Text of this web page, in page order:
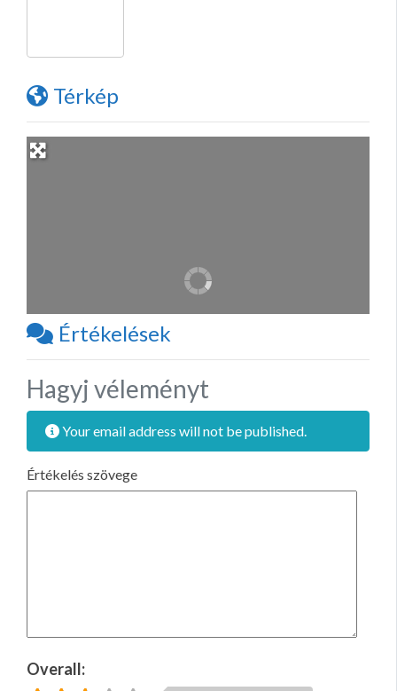
Térkép
Értékelések
Hagyj véleményt
Your email address will not be published.
Értékelés szövege
Overall: